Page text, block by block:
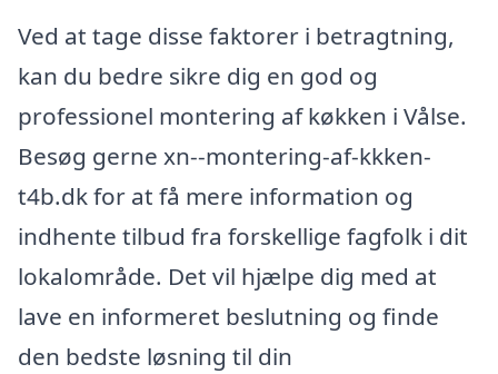
Ved at tage disse faktorer i betragtning,
kan du bedre sikre dig en god og
professionel montering af køkken i Vålse.
Besøg gerne xn--montering-af-kkken-
t4b.dk for at få mere information og
indhente tilbud fra forskellige fagfolk i dit
lokalområde. Det vil hjælpe dig med at
lave en informeret beslutning og finde
den bedste løsning til din